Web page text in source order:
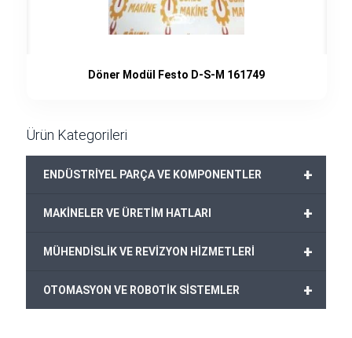
Döner Modül Festo D-S-M 161749
Ürün Kategorileri
+
ENDÜSTRİYEL PARÇA VE KOMPONENTLER
+
MAKİNELER VE ÜRETİM HATLARI
+
MÜHENDİSLİK VE REVİZYON HİZMETLERİ
+
OTOMASYON VE ROBOTİK SİSTEMLER